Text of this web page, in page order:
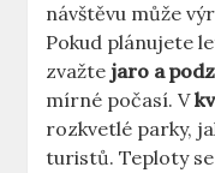
návštěvu může
Pokud plánujete
zvažte jaro a
mírné počasí. V
rozkvetlé parky,
turistů. Teploty